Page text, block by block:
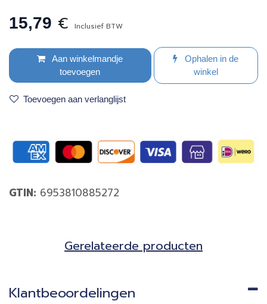
15,79 € Inclusief BTW
Aan winkelmandje
toevoegen
Ophalen in de
winkel
Toevoegen aan verlanglijst
GTIN: 6953810885272
Gerela​teerde producten​
Klantbeoordelingen